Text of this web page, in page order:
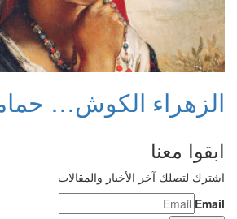
الزهراء الكوش…
ابقوا معنا
اشترك لتصلك آخر الأخبار والمقالات
Email